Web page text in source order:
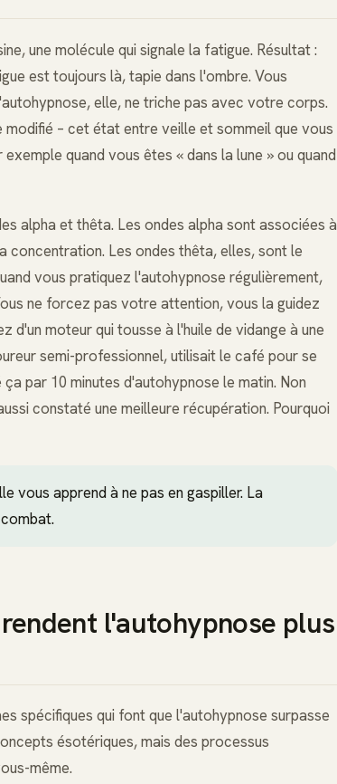
une molécule qui signale la fatigue. Résultat :
est toujours là, tapie dans l'ombre. Vous
elle, ne triche pas avec votre corps.
– cet état entre veille et sommeil que vous
quand vous êtes « dans la lune » ou quand
alpha et thêta. Les ondes alpha sont associées à
concentration. Les ondes thêta, elles, sont le
vous pratiquez l'autohypnose régulièrement,
ne forcez pas votre attention, vous la guidez
d'un moteur qui tousse à l'huile de vidange à une
semi-professionnel, utilisait le café pour se
par 10 minutes d'autohypnose le matin. Non
constaté une meilleure récupération. Pourquoi
vous apprend à ne pas en gaspiller. La
l'autohypnose plus
spécifiques qui font que l'autohypnose surpasse
ésotériques, mais des processus
même.